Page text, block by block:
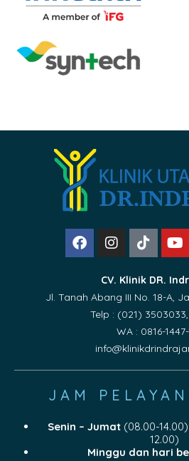
CV. Klinik DR.
Jl. Tanah Abang III No. 18-A,
Telp : (021) 3503033,
WA : 0816-1447-
JAM
Senin – Jumat(08.00-
12.00)
Minggu dan hari